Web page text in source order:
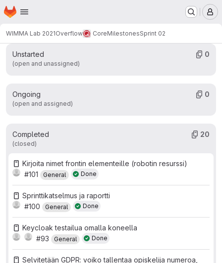
Skip to main content
Homepage
WIMMA Lab 2021Overflow CoreMilestonesSprint 02
Unstarted
(open and unassigned)
0
Ongoing
(open and assigned)
0
Completed
(closed)
20
Kirjoita nimet frontin elementeille (robotin resurssi)
#101
General Done
Sprinttikatselmus ja raportti
#100
General Done
Keycloak testailua omalla koneella
#93
General Done
Selvitetään GDPR: voiko tallentaa opiskelija numeroa,